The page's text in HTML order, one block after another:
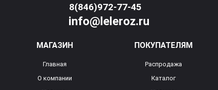
8(846)972-77-45
info@leleroz.ru
МАГАЗИН
Главная
О компании
ПОКУПАТЕЛЯМ
Распродажа
Каталог